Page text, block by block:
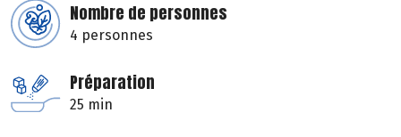
Nombre de personnes
4 personnes
Préparation
25 min